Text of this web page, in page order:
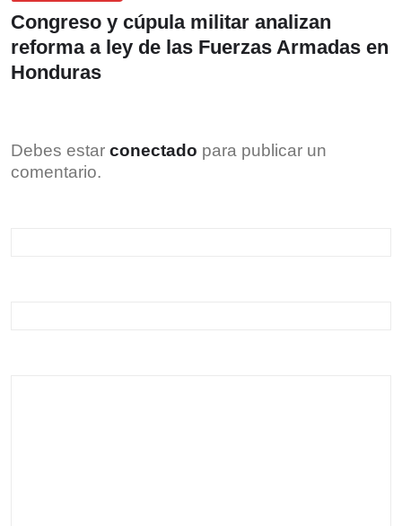
Congreso y cúpula militar analizan
reforma a ley de las Fuerzas Armadas en
Honduras
Debes estar conectado para publicar un
comentario.